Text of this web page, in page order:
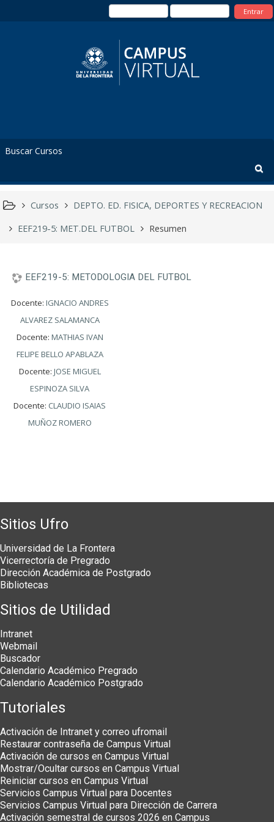
Entrar
Cursos
DEPTO. ED. FISICA, DEPORTES Y RECREACION
EEF219-5: MET.DEL FUTBOL
Resumen
EEF219-5: METODOLOGIA DEL FUTBOL
Docente: IGNACIO ANDRES
ALVAREZ SALAMANCA
Docente: MATHIAS IVAN
FELIPE BELLO APABLAZA
Docente: JOSE MIGUEL
ESPINOZA SILVA
Docente: CLAUDIO ISAIAS
MUÑOZ ROMERO
Sitios Ufro
Universidad de La Frontera
Vicerrectoría de Pregrado
Dirección Académica de Postgrado
Bibliotecas
Sitios de Utilidad
Intranet
Webmail
Buscador
Calendario Académico Pregrado
Calendario Académico Postgrado
Tutoriales
Activación de Intranet y correo ufromail
Restaurar contraseña de Campus Virtual
Activación de cursos en Campus Virtual
Mostrar/Ocultar cursos en Campus Virtual
Reiniciar cursos en Campus Virtual
Servicios Campus Virtual para Docentes
Servicios Campus Virtual para Dirección de Carrera
Activación semestral de cursos 2026 en Campus